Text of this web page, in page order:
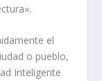
el
o pueblo,
Inteligente